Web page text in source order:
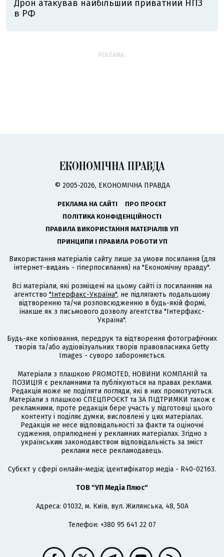
Дрон атакував найбільший приватний НПЗ
в РФ
РЕКЛАМА:
© 2005-2026, ЕКОНОМІЧНА ПРАВДА
РЕКЛАМА НА САЙТІ
ПРО ПРОЄКТ
ПОЛІТИКА КОНФІДЕНЦІЙНОСТІ
ПРАВИЛА ВИКОРИСТАННЯ МАТЕРІАЛІВ УП
ПРИНЦИПИ І ПРАВИЛА РОБОТИ УП
Використання матеріалів сайту лише за умови посилання (для
інтернет-видань - гіперпосилання) на "Економічну правду".
Всі матеріали, які розміщені на цьому сайті із посиланням на
агентство "Інтерфакс-Україна", не підлягають подальшому
відтворенню та/чи розповсюдженню в будь-якій формі,
інакше як з письмового дозволу агентства "Інтерфакс-
Україна".
Будь-яке копіювання, передрук та відтворення фотографічних
творів та/або аудіовізуальних творів правовласника Getty
Images - суворо забороняється.
Матеріали з плашкою PROMOTED, НОВИНИ КОМПАНІЙ та
ПОЗИЦІЯ є рекламними та публікуються на правах реклами.
Редакція може не поділяти погляди, які в них промотуються.
Матеріали з плашкою СПЕЦПРОЄКТ та ЗА ПІДТРИМКИ також є
рекламними, проте редакція бере участь у підготовці цього
контенту і поділяє думки, висловлені у цих матеріалах.
Редакція не несе відповідальності за факти та оціночні
судження, оприлюднені у рекламних матеріалах. Згідно з
українським законодавством відповідальність за зміст
реклами несе рекламодавець.
Cубєкт у сфері онлайн-медіа; ідентифікатор медіа - R40-02163.
ТОВ "УП Медіа Плюс"
Адреса: 01032, м. Київ, вул. Жилянська, 48, 50А
Телефон: +380 95 641 22 07